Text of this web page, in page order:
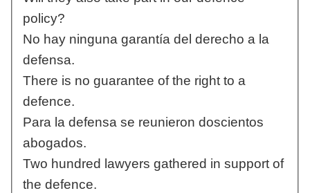
policy?
No hay ninguna garantía del derecho a la
defensa.
There is no guarantee of the right to a
defence.
Para la defensa se reunieron doscientos
abogados.
Two hundred lawyers gathered in support of
the defence.